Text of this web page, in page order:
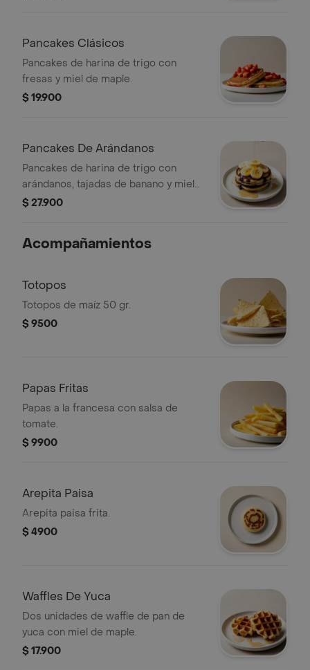
Pancakes Clásicos
Pancakes de harina de trigo con
fresas y miel de maple.
$ 19.900
Pancakes De Arándanos
Pancakes de harina de trigo con
arándanos, tajadas de banano y miel
de maple.
$ 27.900
Acompañamientos
Totopos
Totopos de maíz 50 gr.
$ 9500
Papas Fritas
Papas a la francesa con salsa de
tomate.
$ 9900
Arepita Paisa
Arepita paisa frita.
$ 4900
Waffles De Yuca
Dos unidades de waffle de pan de
yuca con miel de maple.
$ 17.900